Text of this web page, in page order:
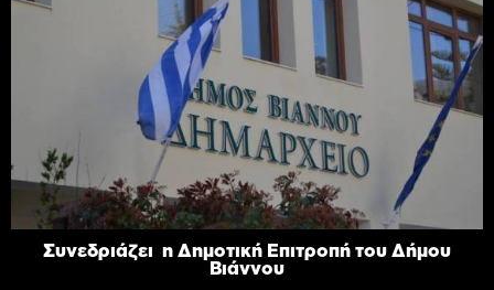
Συνεδριάζει η Δημοτική Επιτροπή του Δήμου
Βιάννου